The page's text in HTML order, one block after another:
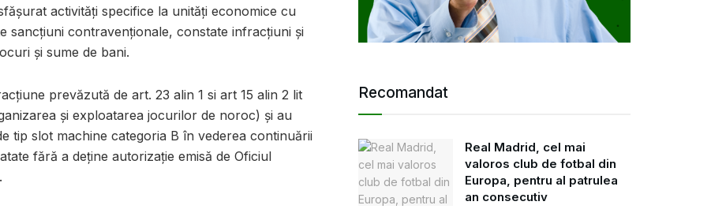
activități specifice la unități economice cu
sancțiuni contravenționale, constate infracţiuni și
și sume de bani.
prevăzută de art. 23 alin 1 si art 15 alin 2 lit
și exploatarea jocurilor de noroc) și au
tip slot machine categoria B în vederea continuării
fără a deține autorizație emisă de Oficiul
Recomandat
Real Madrid, cel mai
valoros club de fotbal din
Europa, pentru al patrulea
an consecutiv